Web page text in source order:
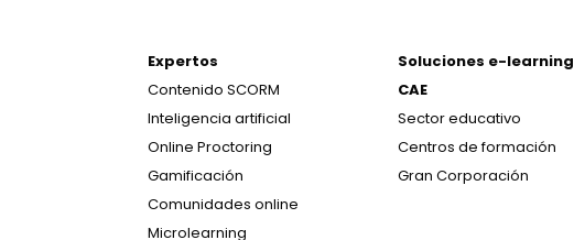
Expertos
Contenido SCORM
Inteligencia artificial
Online Proctoring
Gamificación
Comunidades online
Microlearning
Soluciones e-learning
CAE
Sector educativo
Centros de formación
Gran Corporación